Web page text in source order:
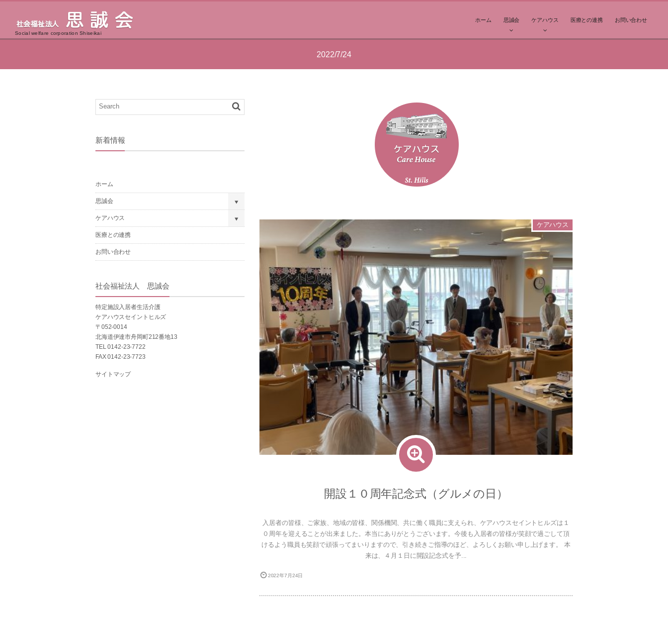
Social welfare corporation Shiseikai
ホーム 思誠会 ケアハウス 医療との連携 お問い合わせ
2022/7/24
開設１０周年記念式（グルメの日）
入居者の皆様、ご家族、地域の皆様、関係機関、共に働く職員に支えられ、ケアハウスセイントヒルズは１
０周年を迎えることが出来ました。本当にありがとうございます。今後も入居者の皆様が笑顔で過ごして頂
けるよう職員も笑顔で頑張ってまいりますので、引き続きご指導のほど、よろしくお願い申し上げます。 本
来は、４月１日に開設記念式を予...
2022年7月24日
ケアハウス
新着情報
ホーム
思誠会
ケアハウス
医療との連携
お問い合わせ
社会福祉法人 思誠会
特定施設入居者生活介護
ケアハウスセイントヒルズ
〒052-0014
北海道伊達市舟岡町212番地13
TEL 0142-23-7722
FAX 0142-23-7723
サイトマップ